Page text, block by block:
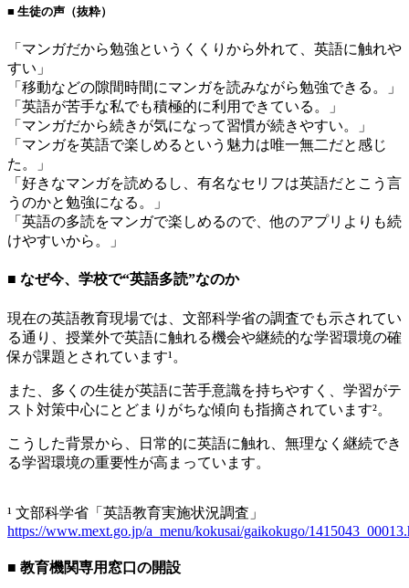
■ 生徒の声（抜粋）
「マンガだから勉強というくくりから外れて、英語に触れや
すい」
「移動などの隙間時間にマンガを読みながら勉強できる。」
「英語が苦手な私でも積極的に利用できている。」
「マンガだから続きが気になって習慣が続きやすい。」
「マンガを英語で楽しめるという魅力は唯一無二だと感じ
た。」
「好きなマンガを読めるし、有名なセリフは英語だとこう言
うのかと勉強になる。」
「英語の多読をマンガで楽しめるので、他のアプリよりも続
けやすいから。」
■ なぜ今、学校で“英語多読”なのか
現在の英語教育現場では、文部科学省の調査でも示されてい
る通り、授業外で英語に触れる機会や継続的な学習環境の確
保が課題とされています¹。
また、多くの生徒が英語に苦手意識を持ちやすく、学習がテ
スト対策中心にとどまりがちな傾向も指摘されています²。
こうした背景から、日常的に英語に触れ、無理なく継続でき
る学習環境の重要性が高まっています。
¹ 文部科学省「英語教育実施状況調査」
https://www.mext.go.jp/a_menu/kokusai/gaikokugo/
■ 教育機関専用窓口の開設